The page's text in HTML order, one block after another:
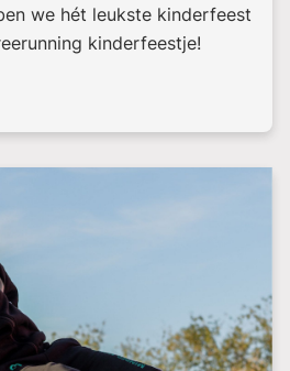
we hét leukste kinderfeest
kinderfeestje!